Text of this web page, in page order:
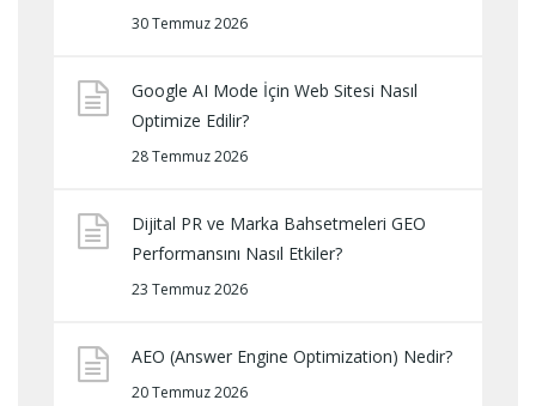
30 Temmuz 2026
Google AI Mode İçin Web Sitesi Nasıl
Optimize Edilir?
28 Temmuz 2026
Dijital PR ve Marka Bahsetmeleri GEO
Performansını Nasıl Etkiler?
23 Temmuz 2026
AEO (Answer Engine Optimization) Nedir?
20 Temmuz 2026